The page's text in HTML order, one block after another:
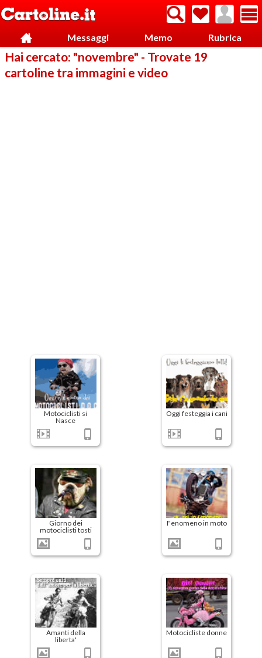
Messaggi Memo Rubrica
Hai cercato: "novembre" - Trovate 19
cartoline tra immagini e video
Motociclisti si
Nasce
Oggi festeggia i cani
Giorno dei
motociclisti tosti
Fenomeno in moto
Amanti della
liberta'
Motocicliste donne